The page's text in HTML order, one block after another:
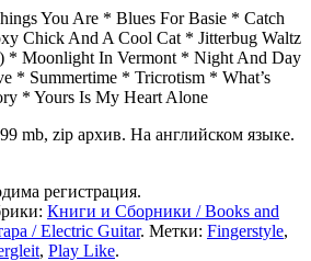
You Are * Blues For Basie * Catch
Chick And A Cool Cat * Jitterbug Waltz
* Moonlight In Vermont * Night And Day
* Summertime * Tricrotism * What’s
* Yours Is My Heart Alone
mb, zip архив. На английском языке.
регистрация.
Книги и Сборники / Books and
/ Electric Guitar. Метки: Fingerstyle,
, Play Like.